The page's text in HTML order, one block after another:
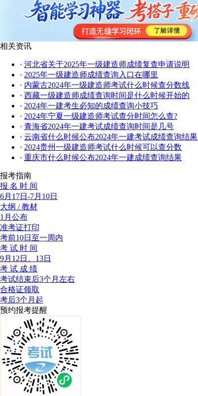
相关资讯
· 河北省关于2025年一级建造师成绩复查申请说明
· 2025年一级建造师成绩查询入口在哪里
· 内蒙古2024年一级建造师考试什么时候查分数线
· 西藏一级建造师成绩查询时间是什么时候开始的
· 2024年一建考生必知的成绩查询小技巧
· 2024年宁夏一级建造师考试查分时间怎么查?
· 青海省2024年一建考试成绩查询时间是几号
· 云南省什么时候公布2024年一建考试成绩查询结果
· 2024贵州一级建造师考试什么时候可以查分数
· 重庆市什么时候公布2024年一建成绩查询结果
报考指南
报 名 时 间
6月17日-7月10日
大纲 / 教材
1月公布
准考证打印
考前10日至一周内
考 试 时 间
9月12日、13日
考 试 成 绩
考试结束后3个月左右
合格证领取
考后3个月起
预约报考提醒